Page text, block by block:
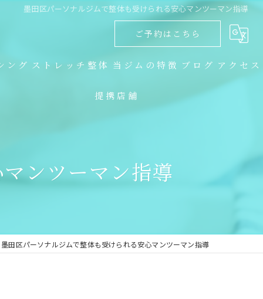
墨田区パーソナルジムで整体も受けられる安心マンツーマン指導
ご予約はこちら
ング ストレッチ整体 当ジムの特徴
トレーニング
ブログ アクセス
提携店舗
ンツーマン指導
墨田区パーソナルジムで整体も受けられる安心マンツーマン指導